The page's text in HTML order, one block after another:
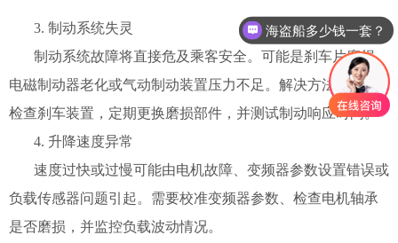
3. 制动系统失灵
制动系统故障将直接危及乘客安全。可能是刹车片磨损、
电磁制动器老化或气动制动装置压力不足。解决方法是每月
检查刹车装置，定期更换磨损部件，并测试制动响应时间。
4. 升降速度异常
速度过快或过慢可能由电机故障、变频器参数设置错误或
负载传感器问题引起。需要校准变频器参数、检查电机轴承
是否磨损，并监控负载波动情况。
海盗船多少钱一套？